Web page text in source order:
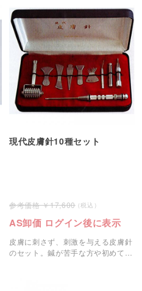
現代皮膚針10種セット
17,600
AS卸価 ログイン後に表示
皮膚に刺さず、刺激を与える皮膚針
のセット。鍼が苦手な方や初めての